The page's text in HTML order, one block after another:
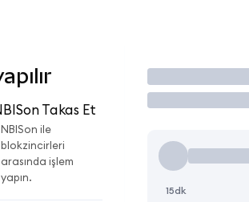
Takas Et
NBISon ile
blokzincirleri
arasında işlem
yapın.
İşlem Yap
15dk